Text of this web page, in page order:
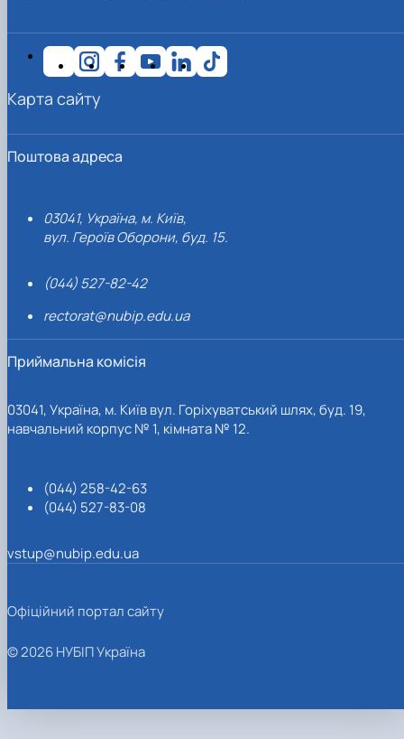
Поштова адреса
03041, Україна, м. Київ,
вул. Героїв Оборони, буд. 15.
(044) 527-82-42
rectorat@nubip.edu.ua
Приймальна комісія
03041, Україна, м. Київ вул. Горіхуватський шлях, буд. 19,
навчальний корпус № 1, кімната № 12.
(044) 258-42-63
(044) 527-83-08
vstup@nubip.edu.ua
Карта сайту
Офіційний портал сайту
© 2026 НУБІП Україна